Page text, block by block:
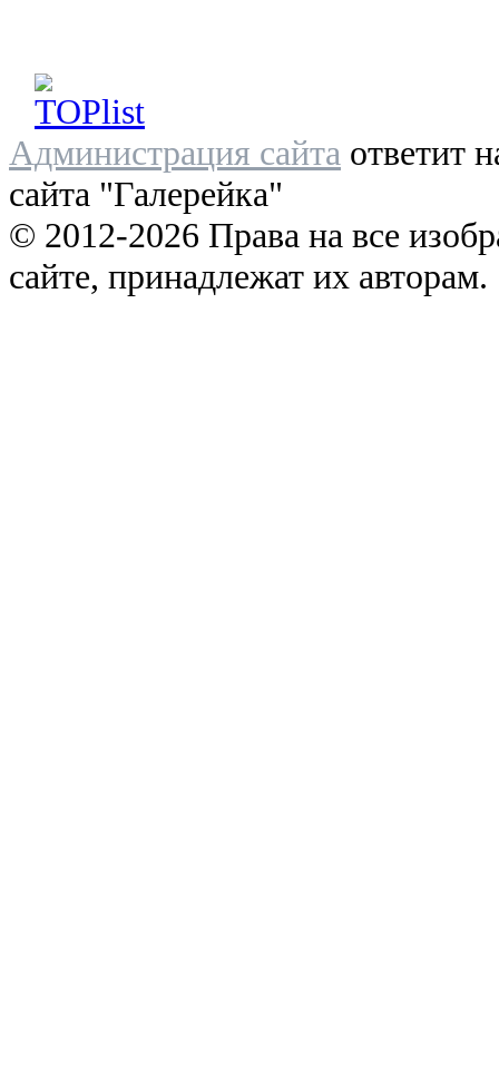
Администрация сайта ответит
сайта "Галерейка"
© 2012-2026 Права на все
сайте, принадлежат их авторам.